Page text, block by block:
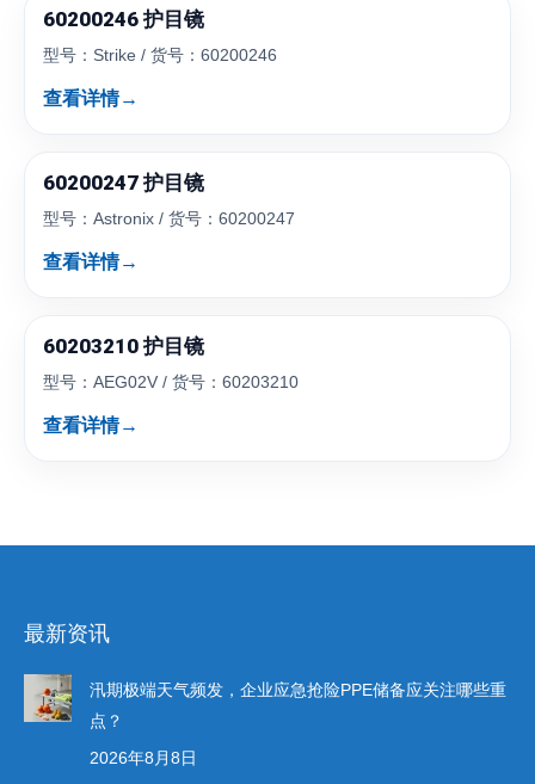
60200246 护目镜
型号：Strike / 货号：60200246
查看详情→
60200247 护目镜
型号：Astronix / 货号：60200247
查看详情→
60203210 护目镜
型号：AEG02V / 货号：60203210
查看详情→
最新资讯
汛期极端天气频发，企业应急抢险PPE储备应关注哪些重
点？
2026年8月8日